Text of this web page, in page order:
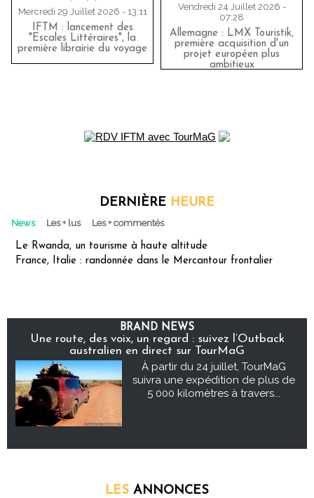
Mercredi 29 Juillet 2026 - 13:11
IFTM : lancement des
"Escales Littéraires", la
première librairie du voyage
Vendredi 24 Juillet 2026 -
07:28
Allemagne : LMX Touristik,
première acquisition d'un
projet européen plus
ambitieux
DERNIÈRE HEURE
News Les + lus Les + commentés
Le Rwanda, un tourisme à haute altitude
France, Italie : randonnée dans le Mercantour frontalier
BRAND NEWS
Une route, des voix, un regard : suivez l’Outback
australien en direct sur TourMaG
À partir du 24 juillet, TourMaG
suivra une expédition de plus de
5 000 kilomètres à travers...
LES ANNONCES